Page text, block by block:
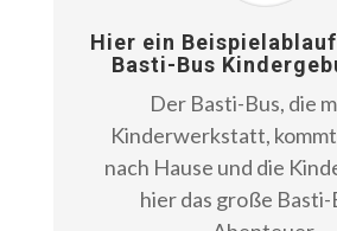
Hier ein
Basti-Bus
Der Basti-Bus, die
Kinderwerkstatt,
nach Hause und die
hier das große